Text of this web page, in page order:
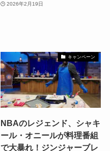
2026年2月19日
キャンペーン
NBAのレジェンド、シャキ
ール・オニールが料理番組
で大暴れ！ジンジャーブレ